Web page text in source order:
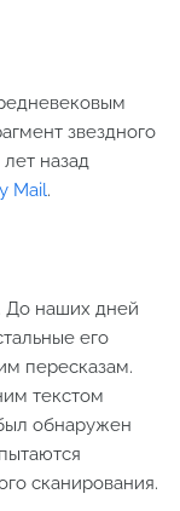
звездного
лет назад
Mail.
До наших дней
его
пересказам.
текстом
обнаружен
сканирования.